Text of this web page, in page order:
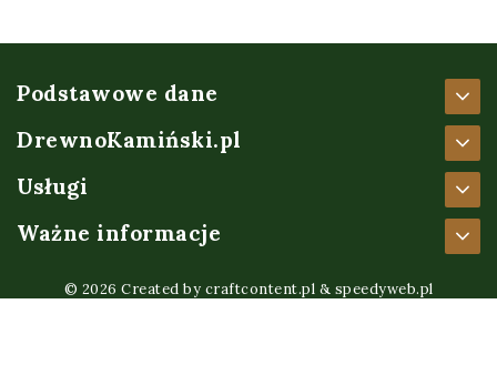
Podstawowe dane
DrewnoKamiński.pl
Usługi
Ważne informacje
© 2026 Created by craftcontent.pl & speedyweb.pl